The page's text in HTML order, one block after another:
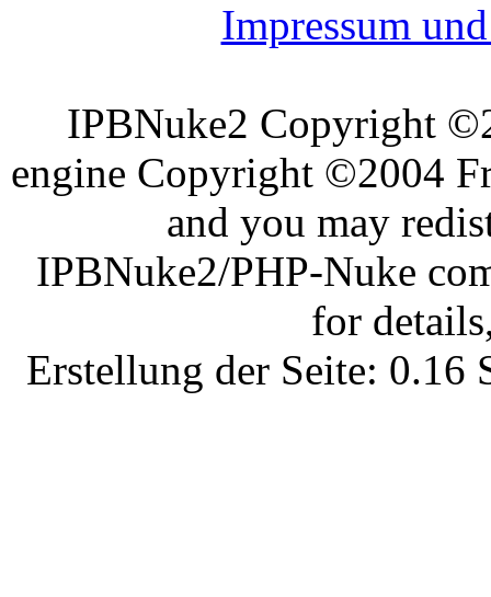
Impressum
IPBNuke2 Copyright
engine Copyright ©2004
and you may
IPBNuke2/PHP-Nuke
for
Erstellung der Seite: 0.16